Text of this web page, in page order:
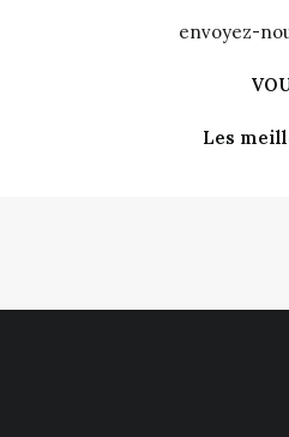
envoyez-
Les